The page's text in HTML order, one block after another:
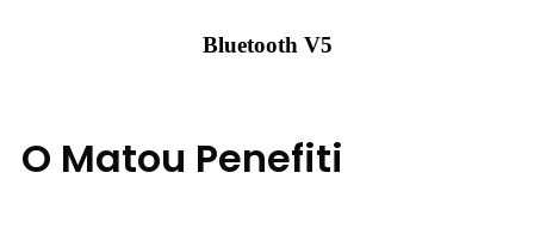
Bluetooth V5
O Matou Penefiti